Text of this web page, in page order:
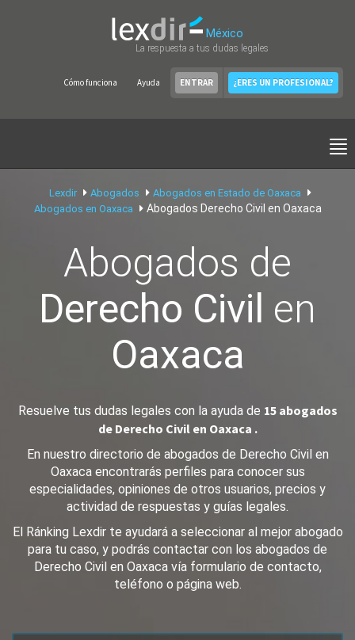
México
La respuesta a tus dudas legales
Cómo funciona Ayuda ENTRAR ¿ERES UN PROFESIONAL?
Lexdir Abogados
Abogados en Estado de Oaxaca
Abogados en Oaxaca
Abogados Derecho Civil en Oaxaca
Abogados de
Derecho Civil en
Oaxaca
Resuelve tus dudas legales con la ayuda de 15 abogados
de Derecho Civil en Oaxaca .
En nuestro directorio de abogados de Derecho Civil en
Oaxaca encontrarás perfiles para conocer sus
especialidades, opiniones de otros usuarios, precios y
actividad de respuestas y guías legales.
El Ránking Lexdir te ayudará a seleccionar al mejor abogado
para tu caso, y podrás contactar con los abogados de
Derecho Civil en Oaxaca vía formulario de contacto,
teléfono o página web.